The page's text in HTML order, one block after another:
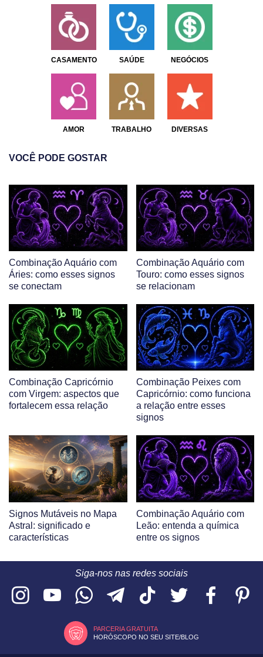
CASAMENTO SAÚDE NEGÓCIOS
AMOR TRABALHO DIVERSAS
VOCÊ PODE GOSTAR
Combinação Aquário com
Áries: como esses signos
se conectam
Combinação Aquário com
Touro: como esses signos
se relacionam
Combinação Capricórnio
com Virgem: aspectos que
fortalecem essa relação
Combinação Peixes com
Capricórnio: como funciona
a relação entre esses
signos
Signos Mutáveis no Mapa
Astral: significado e
características
Combinação Aquário com
Leão: entenda a química
entre os signos
Siga-nos nas redes sociais
PARCERIA GRATUITA
HORÓSCOPO NO SEU SITE/BLOG